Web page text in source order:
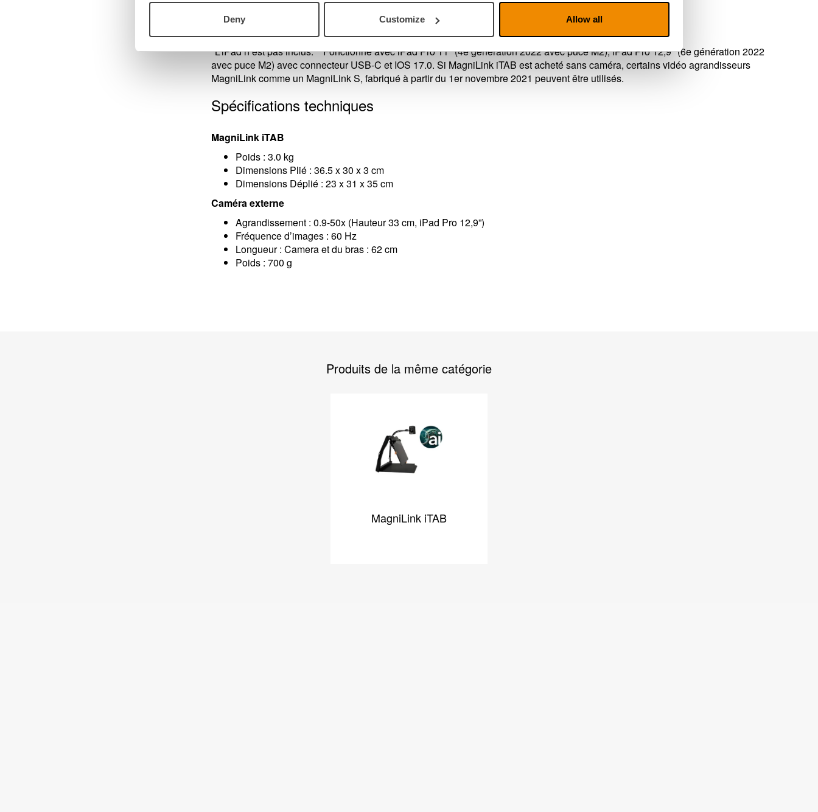
Deny Customize Allow all
ML-iTAB-SC-11
Oui Oui
iPad Pro 11”**
ML-iTAB-S-11
Non
*L’iPad n’est pas inclus. **Fonctionne avec iPad Pro 11" (4e génération 2022 avec puce M2), iPad Pro 12,9" (6e génération 2022
avec puce M2) avec connecteur USB-C et IOS 17.0. Si MagniLink iTAB est acheté sans caméra, certains vidéo agrandisseurs
MagniLink comme un MagniLink S, fabriqué à partir du 1er novembre 2021 peuvent être utilisés.
Spécifications techniques
MagniLink iTAB
Poids : 3.0 kg
Dimensions Plié : 36.5 x 30 x 3 cm
Dimensions Déplié : 23 x 31 x 35 cm
Caméra externe
Agrandissement : 0.9-50x (Hauteur 33 cm, iPad Pro 12,9”)
Fréquence d’images : 60 Hz
Longueur : Camera et du bras : 62 cm
Poids : 700 g
Produits de la même catégorie
MagniLink iTAB